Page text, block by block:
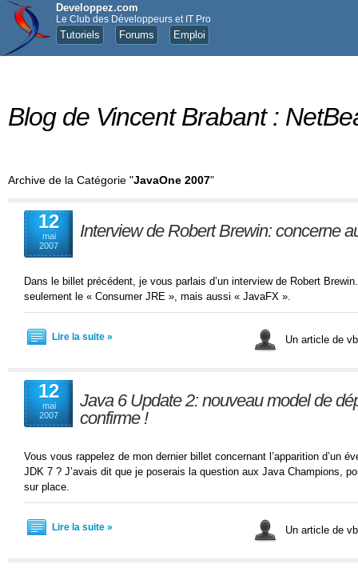
Developpez.com
Le Club des Développeurs et IT Pro
Tutoriels Forums Emploi
Blog de Vincent Brabant :
Archive de la Catégorie "JavaOne 2007"
12
mai
2007
Interview de Robert Brewin: concerne
Dans le billet précédent, je vous parlais d’un interview de Robert
seulement le « Consumer JRE », mais aussi « JavaFX ».
Lire la suite » Un article de
12
mai
2007
Java 6 Update 2: nouveau model de
confirme !
Vous vous rappelez de mon dernier billet concernant l’apparition d’un
JDK 7 ? J’avais dit que je poserais la question aux Java Champions,
sur place.
Lire la suite » Un article de